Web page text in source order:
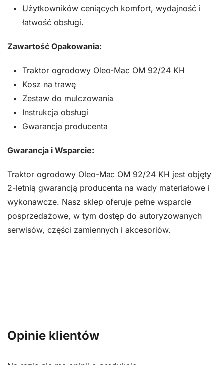
Użytkowników ceniących komfort, wydajność i
łatwość obsługi.
Zawartość Opakowania:
Traktor ogrodowy Oleo-Mac OM 92/24 KH
Kosz na trawę
Zestaw do mulczowania
Instrukcja obsługi
Gwarancja producenta
Gwarancja i Wsparcie:
Traktor ogrodowy Oleo-Mac OM 92/24 KH jest objęty
2-letnią gwarancją producenta na wady materiałowe i
wykonawcze. Nasz sklep oferuje pełne wsparcie
posprzedażowe, w tym dostęp do autoryzowanych
serwisów, części zamiennych i akcesoriów.
Opinie klientów